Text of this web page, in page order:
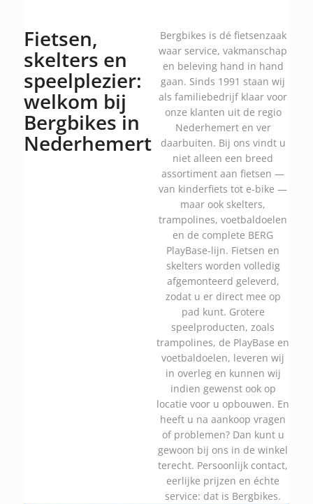
Fietsen,
skelters en
speelplezier:
welkom bij
Bergbikes in
Nederhemert
Bergbikes is dé fietsenzaak
waar service, vakmanschap
en beleving hand in hand
gaan. Sinds 1991 staan wij
als familiebedrijf klaar voor
onze klanten uit de regio
Nederhemert en ver
daarbuiten. Bij ons vindt u
niet alleen een breed
assortiment aan fietsen —
van kinderfiets tot e-bike —
maar ook skelters,
trampolines, voetbaldoelen
en de complete BERG
PlayBase-lijn. Fietsen en
skelters worden volledig
afgemonteerd geleverd,
zodat u er direct mee op
pad kunt. Grotere
speelproducten, zoals
trampolines, de PlayBase en
voetbaldoelen, leveren wij
in overleg en kunnen wij
indien gewenst ook op
locatie voor u opbouwen. En
heeft u na aankoop vragen
of problemen? Dan kunt u
gewoon bij ons in de winkel
terecht. Persoonlijk contact,
eerlijke prijzen en échte
service: dat is Bergbikes.